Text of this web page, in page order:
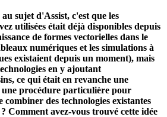
sujet d'Assist, c'est que les
utilisées était déjà disponibles depuis
de formes vectorielles dans le
numériques et les simulations à
existaient depuis un moment), mais
en y ajoutant
ce qui était en revanche une
une procédure particulière pour
combiner des technologies existantes
Comment avez-vous trouvé cette idée